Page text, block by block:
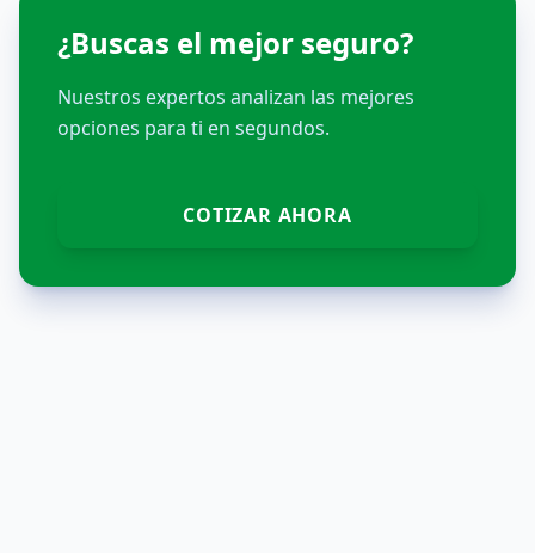
¿Buscas el mejor seguro?
Nuestros expertos analizan las mejores
opciones para ti en segundos.
COTIZAR AHORA